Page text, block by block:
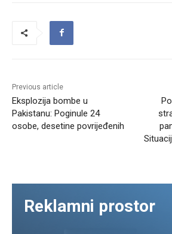
Previous article
Eksplozija bombe u
Pakistanu: Poginule 24
osobe, desetine povrijeđenih
Reklamni prostor